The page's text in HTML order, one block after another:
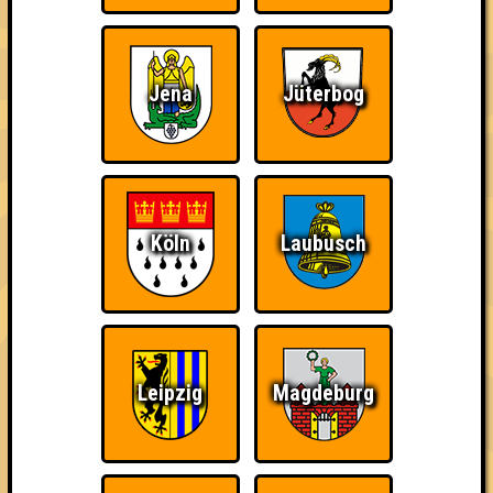
1. Knete im Kopf
16
23 18 57
2. Bill You Murray Me
18 17 56
2. Quizies McQuizface
18 21 17 56
Jena Jüterbog
Köln Laubusch
Leipzig Magdeburg